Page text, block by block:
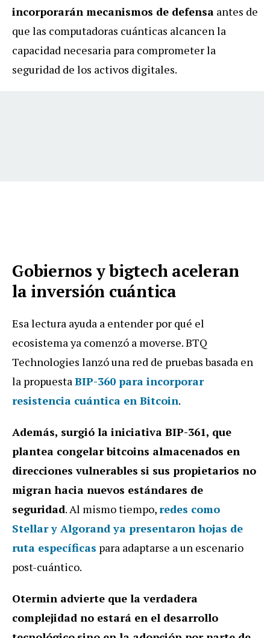
incorporarán mecanismos de defensa antes de
que las computadoras cuánticas alcancen la
capacidad necesaria para comprometer la
seguridad de los activos digitales.
Gobiernos y bigtech aceleran
la inversión cuántica
Esa lectura ayuda a entender por qué el
ecosistema ya comenzó a moverse. BTQ
Technologies lanzó una red de pruebas basada en
la propuestaBIP-360 para incorporar
resistencia cuántica en Bitcoin.
Además, surgió la iniciativa BIP-361, que
plantea congelar bitcoins almacenados en
direcciones vulnerables si sus propietarios no
migran hacia nuevos estándares de
seguridad. Al mismo tiempo,redes como
Stellar y Algorand ya presentaron hojas de
ruta específicas para adaptarse a un escenario
post-cuántico.
Otermin advierte que la verdadera
complejidad no estará en el desarrollo